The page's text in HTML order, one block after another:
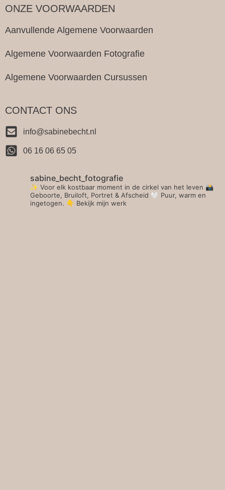
ONZE VOORWAARDEN
Aanvullende Algemene Voorwaarden
Algemene Voorwaarden Fotografie
Algemene Voorwaarden Cursussen
CONTACT ONS
info@sabinebecht.nl
06 16 06 65 05
sabine_becht_fotografie
✨ Voor elk kostbaar moment in de cirkel van het leven 📸
Geboorte, Bruiloft, Portret & Afscheid 🤍 Puur, warm en
ingetogen. 👇 Bekijk mijn werk